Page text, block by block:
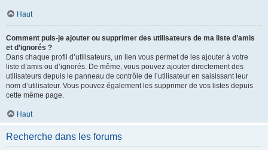
Haut
Comment puis-je ajouter ou supprimer des utilisateurs de ma liste d’amis
et d’ignorés ?
Dans chaque profil d’utilisateurs, un lien vous permet de les ajouter à votre
liste d’amis ou d’ignorés. De même, vous pouvez ajouter directement des
utilisateurs depuis le panneau de contrôle de l’utilisateur en saisissant leur
nom d’utilisateur. Vous pouvez également les supprimer de vos listes depuis
cette même page.
Haut
Recherche dans les forums